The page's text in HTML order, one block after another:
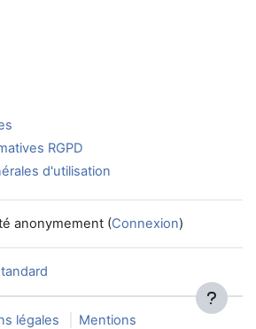
RGPD
d'utilisation
anonymement (Connexion)
légales Mentions